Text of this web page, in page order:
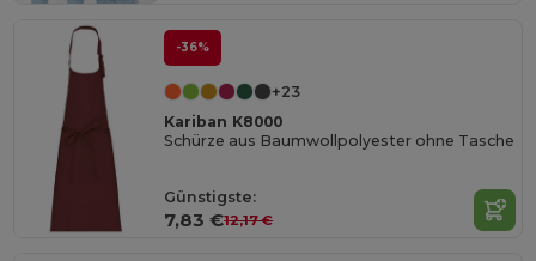
-36%
+23
Kariban K8000
Schürze aus Baumwollpolyester ohne Tasche
Günstigste:
7,83 €12,17 €